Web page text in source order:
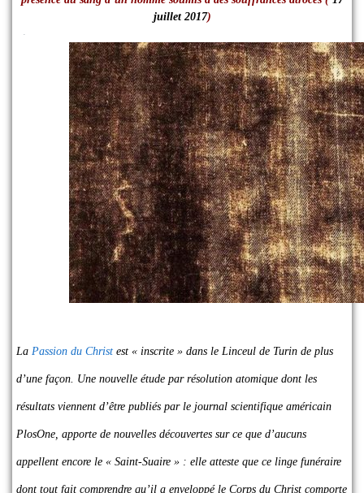
juillet 2017)
·
La Passion du Christ est « inscrite » dans le Linceul de Turin de plus
d’une façon. Une nouvelle étude par résolution atomique dont les
résultats viennent d’être publiés par le journal scientifique américain
PlosOne , apporte de nouvelles découvertes sur ce que d’aucuns
appellent encore le « Saint-Suaire » : elle atteste que ce linge funéraire
dont tout fait comprendre qu’il a enveloppé le Corps du Christ comporte